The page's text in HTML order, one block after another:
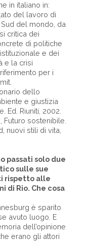
in italiano in:
del lavoro di
del mondo, da
critica dei
di politiche
e dei
e la crisi
per i
dello
e giustizia
Riuniti, 2002.
sostenibile.
nuovi stili di vita,
passati solo due
sulle sue
rispetto alle
di Rio. Che cosa
è sparito
avuto luogo. E
dell’opinione
erano gli attori